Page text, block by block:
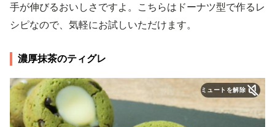
手が伸びるおいしさですよ。こちらはドーナツ型で作るレ
シピなので、気軽にお試しいただけます。
濃厚抹茶のティグレ
ミュートを解除